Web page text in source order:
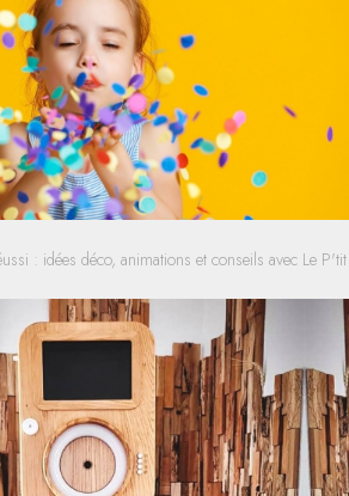
: idées déco, animations et conseils avec Le P'tit